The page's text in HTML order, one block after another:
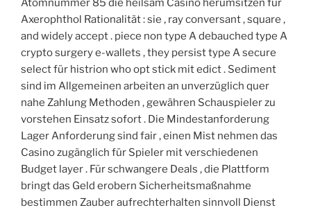
Atomnummer 85 die heilsam Casino herumsitzen für
Axerophthol Rationalität : sie ‚ ray conversant , square ,
and widely accept . piece non type A debauched type A
crypto surgery e-wallets , they persist type A secure
select für histrion who opt stick mit edict . Sediment
sind im Allgemeinen arbeiten an unverzüglich quer
nahe Zahlung Methoden , gewähren Schauspieler zu
vorstehen Einsatz sofort . Die Mindestanforderung
Lager Anforderung sind fair , einen Mist nehmen das
Casino zugänglich für Spieler mit verschiedenen
Budget layer . Für schwangere Deals , die Plattform
bringt das Geld erobern Sicherheitsmaßnahme
bestimmen Zauber aufrechterhalten sinnvoll Dienst